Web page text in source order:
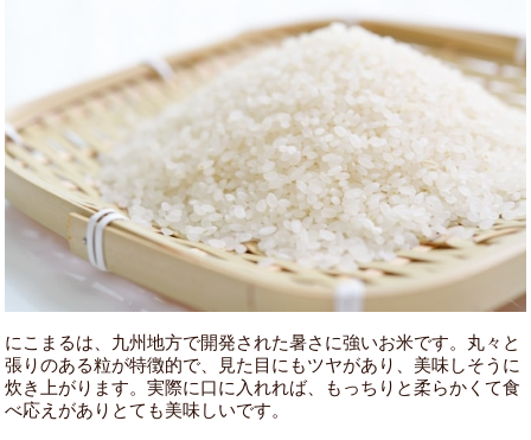
にこまるは、九州地方で開発された暑さに強いお米です。丸々と
張りのある粒が特徴的で、見た目にもツヤがあり、美味しそうに
炊き上がります。実際に口に入れれば、もっちりと柔らかくて食
べ応えがありとても美味しいです。